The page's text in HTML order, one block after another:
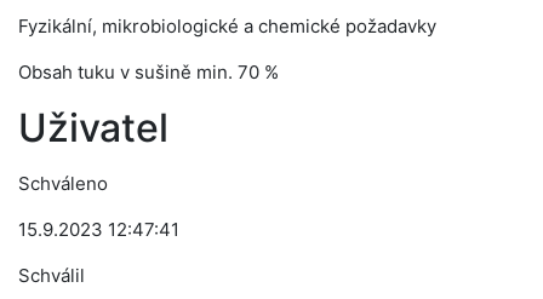
Fyzikální, mikrobiologické a chemické požadavky
Obsah tuku v sušině min. 70 %
Uživatel
Schváleno
15.9.2023 12:47:41
Schválil